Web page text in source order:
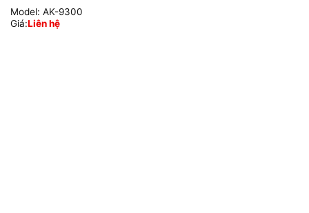
Model: AK-9300
Giá:Liên hệ